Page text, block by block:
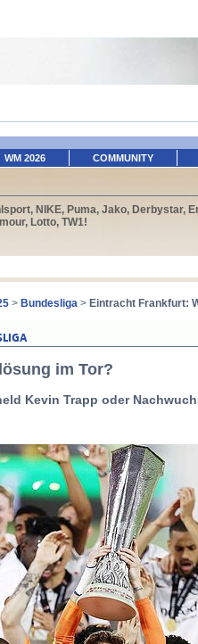
WM 2026 COMMUNITY
NIKE, Puma, Jako, Derbystar,
Lotto, TW1!
> Bundesliga > Eintracht Frankfurt:
im Tor?
Kevin Trapp oder